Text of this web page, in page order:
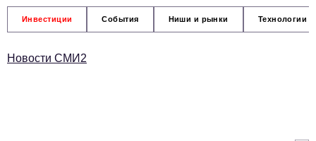
Инвестиции События Ниши и рынки Технологии
Новости СМИ2